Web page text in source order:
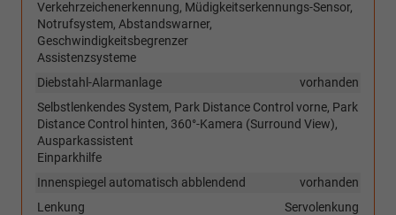
Verkehrzeichenerkennung, Müdigkeitserkennungs-Sensor,
Notrufsystem, Abstandswarner,
Geschwindigkeitsbegrenzer
Assistenzsysteme
vorhanden
Diebstahl-Alarmanlage
Selbstlenkendes System, Park Distance Control vorne, Park
Distance Control hinten, 360°-Kamera (Surround View),
Ausparkassistent
Einparkhilfe
vorhanden
Innenspiegel automatisch abblendend
Servolenkung
Lenkung